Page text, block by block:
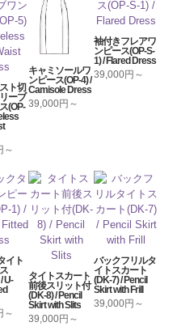
ト切
ーブ
(OP-
～
キャミソールワ
ンピース(OP-4) /
Camisole Dress
39,000円～
袖付きフレアワ
ンピース(OP-S-
1) / Flared Dress
39,000円～
イト
U-
～
タイトスカート
前後スリット付
(DK-8) / Pencil
Skirt with Slits
39,000円～
バックフリルタ
イトスカート
(DK-7) / Pencil
Skirt with Frill
39,000円～